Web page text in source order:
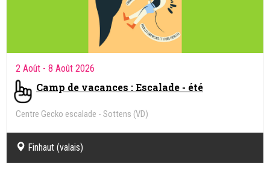
2 Août - 8 Août 2026
Camp de vacances : Escalade - été
Centre Gecko escalade - Sottens (VD)
Finhaut (valais)